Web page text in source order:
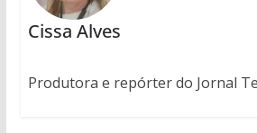
Cissa Alves
Produtora e repórter do Jornal